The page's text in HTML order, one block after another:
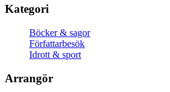
Kategori
Böcker & sagor
Författarbesök
Idrott & sport
Arrangör